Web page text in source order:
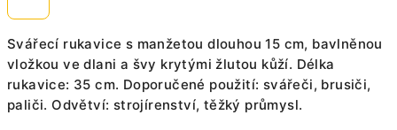
Svářecí rukavice s manžetou dlouhou 15 cm, bavlněnou
vložkou ve dlani a švy krytými žlutou kůží. Délka
rukavice: 35 cm. Doporučené použití: svářeči, brusiči,
paliči. Odvětví: strojírenství, těžký průmysl.